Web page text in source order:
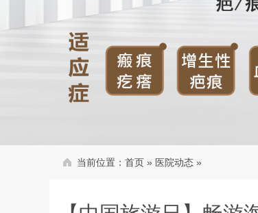
当前位置： 首页 » 医院动态 »